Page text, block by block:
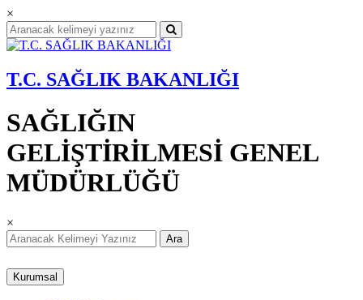
×
T.C. SAĞLIK BAKANLIĞI
SAĞLIĞIN
GELİŞTİRİLMESİ GENEL
MÜDÜRLÜĞÜ
×
Ara
Kurumsal